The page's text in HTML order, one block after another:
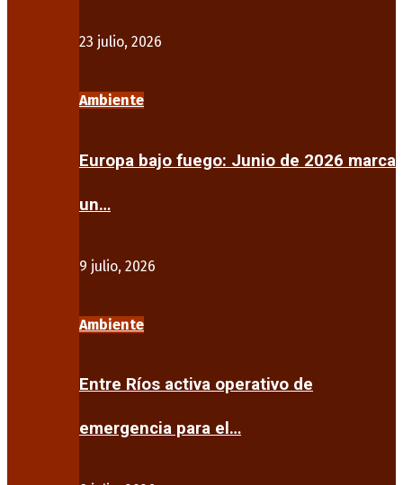
23 julio, 2026
Ambiente
Europa bajo fuego: Junio de 2026 marca
un…
9 julio, 2026
Ambiente
Entre Ríos activa operativo de
emergencia para el…